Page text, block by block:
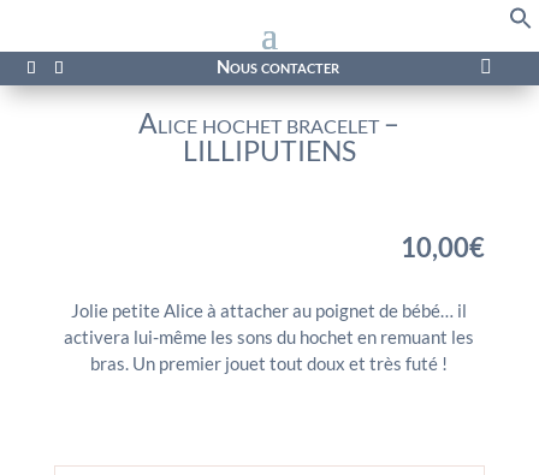
Nous contacter 
Alice hochet bracelet –
LILLIPUTIENS
10,00€
Jolie petite Alice à attacher au poignet de bébé… il
activera lui-même les sons du hochet en remuant les
bras. Un premier jouet tout doux et très futé !